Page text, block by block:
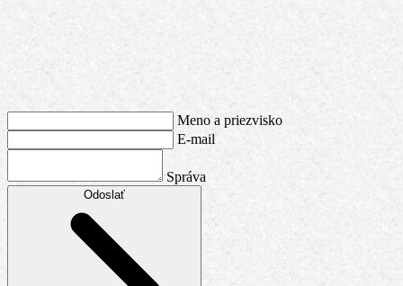
Meno a priezvisko
E-mail
Správa
Odoslať